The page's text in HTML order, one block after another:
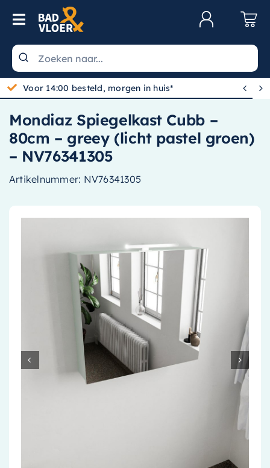
Skip to content
Toggle Navigation
Wastafels
Toiletten
Spiegels
Kranen
Douche
Radiatoren
Accessoires
Installatiemateriaal
Klimaatbeheersing
Tegels
Gratis bezorgd vanaf 100,-
 
Mondiaz Spiegelkast Cubb –
80cm – greey (licht pastel groen)
– NV76341305
Artikelnummer: NV76341305